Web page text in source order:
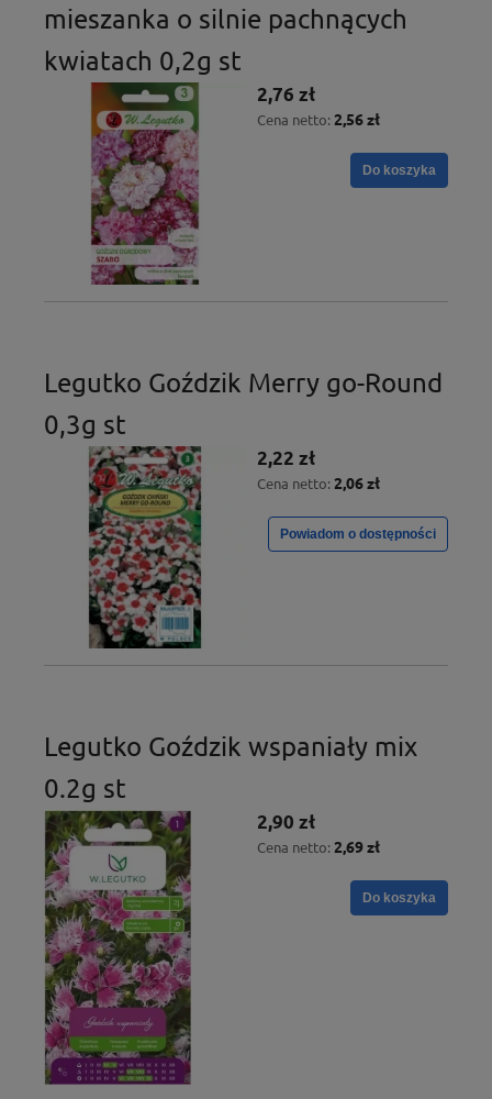
mieszanka o silnie pachnących
kwiatach 0,2g st
2,76 zł
Cena netto: 2,56 zł
Do koszyka
Legutko Goździk Merry go-Round
0,3g st
2,22 zł
Cena netto: 2,06 zł
Powiadom o dostępności
Legutko Goździk wspaniały mix
0.2g st
2,90 zł
Cena netto: 2,69 zł
Do koszyka